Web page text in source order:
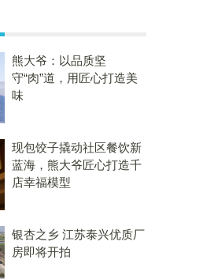
熊大爷：以品质坚
守“肉”道，用匠心打造美
味
现包饺子撬动社区餐饮新
蓝海，熊大爷匠心打造千
店幸福模型
银杏之乡 江苏泰兴优质厂
房即将开拍